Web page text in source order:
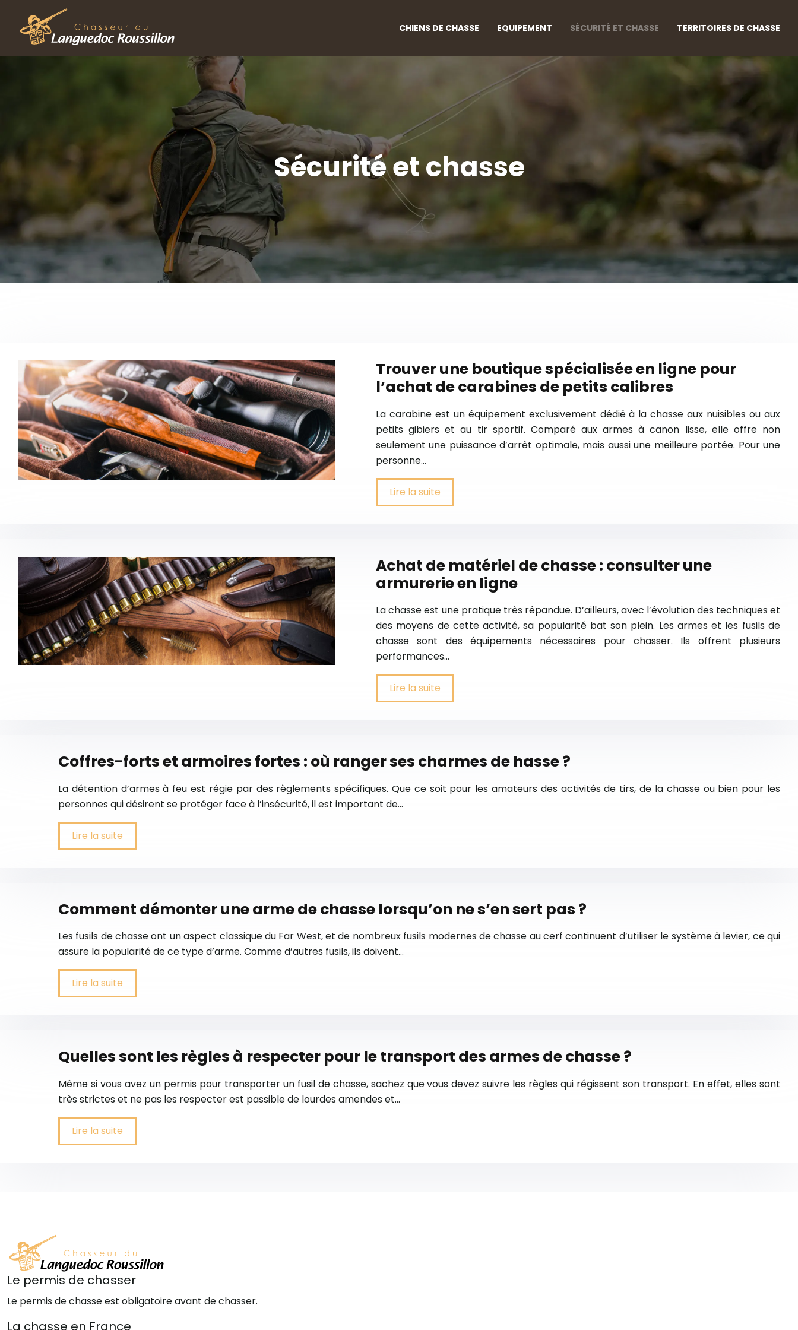
CHIENS DE CHASSE EQUIPEMENT SÉCURITÉ ET CHASSE TERRITOIRES DE CHASSE
Sécurité et chasse
Trouver une boutique spécialisée en ligne pour
l’achat de carabines de petits calibres
La carabine est un équipement exclusivement dédié à la chasse aux nuisibles ou aux
petits gibiers et au tir sportif. Comparé aux armes à canon lisse, elle offre non
seulement une puissance d’arrêt optimale, mais aussi une meilleure portée. Pour une
personne…
Lire la suite
Achat de matériel de chasse : consulter une
armurerie en ligne
La chasse est une pratique très répandue. D’ailleurs, avec l’évolution des techniques et
des moyens de cette activité, sa popularité bat son plein. Les armes et les fusils de
chasse sont des équipements nécessaires pour chasser. Ils offrent plusieurs
performances…
Lire la suite
Coffres-forts et armoires fortes : où ranger ses charmes de hasse ?
La détention d’armes à feu est régie par des règlements spécifiques. Que ce soit pour les amateurs des activités de tirs, de la chasse ou bien pour les
personnes qui désirent se protéger face à l’insécurité, il est important de…
Lire la suite
Comment démonter une arme de chasse lorsqu’on ne s’en sert pas ?
Les fusils de chasse ont un aspect classique du Far West, et de nombreux fusils modernes de chasse au cerf continuent d’utiliser le système à levier, ce qui
assure la popularité de ce type d’arme. Comme d’autres fusils, ils doivent…
Lire la suite
Quelles sont les règles à respecter pour le transport des armes de chasse ?
Même si vous avez un permis pour transporter un fusil de chasse, sachez que vous devez suivre les règles qui régissent son transport. En effet, elles sont
très strictes et ne pas les respecter est passible de lourdes amendes et…
Lire la suite
Le permis de chasser
Le permis de chasse est obligatoire avant de chasser.
La chasse en France